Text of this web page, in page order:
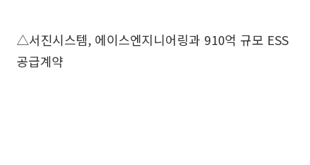
△서진시스템, 에이스엔지니어링과 910억 규모 ESS
공급계약